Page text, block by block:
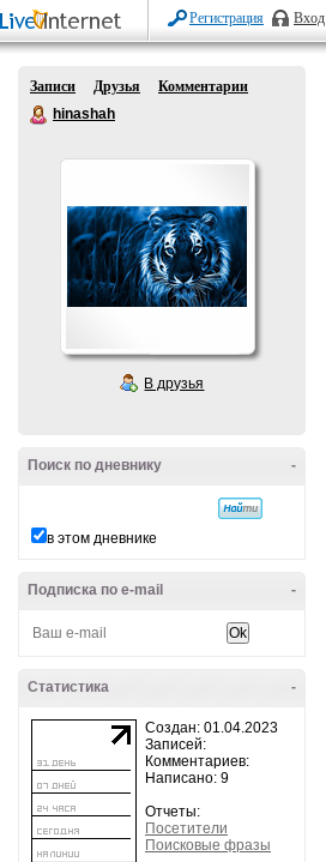
Регистрация Вход
Записи Друзья
Комментарии
hinashah
В друзья
-
Поиск по дневнику
в этом дневнике
-
Подписка по e-mail
-
Статистика
Создан: 01.04.2023
Записей:
Комментариев:
Написано: 9
Отчеты:
Посетители
Поисковые фразы